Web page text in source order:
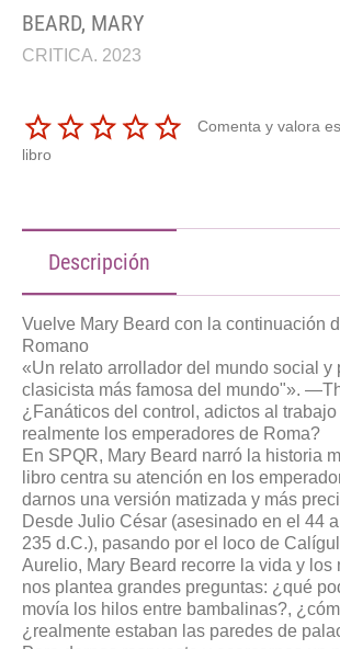
BEARD, MARY
CRITICA. 2023
Comenta y valora
libro
Descripción
Vuelve Mary Beard con la continuación
Romano
«Un relato arrollador del mundo social
clasicista más famosa del mundo"».
¿Fanáticos del control, adictos al
realmente los emperadores de Roma?
En SPQR, Mary Beard narró la historia
libro centra su atención en los
darnos una versión matizada y más
Desde Julio César (asesinado en el 44
235 d.C.), pasando por el loco de
Aurelio, Mary Beard recorre la vida y
nos plantea grandes preguntas: ¿qué
movía los hilos entre bambalinas?,
¿realmente estaban las paredes de